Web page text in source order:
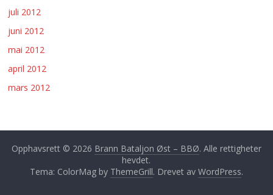
juli 2012
juni 2012
mai 2012
april 2012
mars 2012
Opphavsrett © 2026 Brann Bataljon Øst – BBØ. Alle rettigheter
hevdet.
Tema: ColorMag by ThemeGrill. Drevet av WordPress.